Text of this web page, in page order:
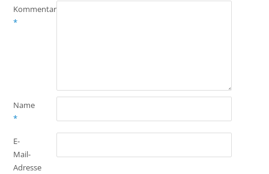
Kommentar
*
Name
*
E-
Mail-
Adresse